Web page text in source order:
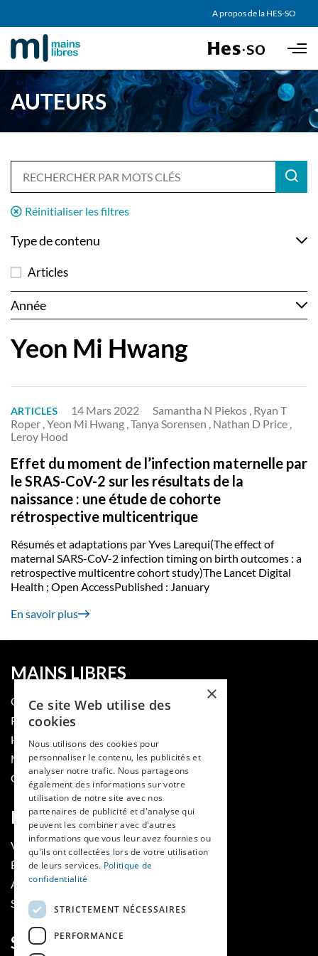
Skip to main content
A propos de la HES-SO
PARTENAIRES
AUTEURS
Réinitialiser les filtres
Type de contenu
Articles
Année
Yeon Mi Hwang
ARTICLES 14 Mars 2022
Samantha N Piekos , Ryan T
Roper , Yeon Mi Hwang , Tanya Sorensen , Nathan D Price ,
Leroy Hood
Effet du moment de l’infection maternelle par
le SRAS-CoV-2 sur les résultats de la
naissance : une étude de cohorte
rétrospective multicentrique
Résumés et adaptations par Yves Larequi(The effect of
maternal SARS-CoV-2 infection timing on birth outcomes : a
retrospective multicentre cohort study)The Lancet Digital
Health ; Open AccessPublished : January
En savoir plus
MAINS LIBRES
QUI SOMMES-NOUS
PUBLIER DANS LA REVUE
HES-SO
MÉDECINE ET HYGIÈNE
CONTACT
RUBRIQUES
VOIR LES NUMÉROS
ÉVÈNEMENTS MAINS LIBRES
AGENDA
SOUTIENS
SUIVEZ-NOUS
×
Ce site Web utilise des
cookies
Nous utilisons des cookies pour
personnaliser le contenu, les publicités et
analyser notre trafic. Nous partageons
également des informations sur votre
utilisation de notre site avec nos
partenaires de publicité et d'analyse qui
peuvent les combiner avec d'autres
informations que vous leur avez fournies ou
qu'ils ont collectées lors de votre utilisation
de leurs services. Politique de
confidentialité
STRICTEMENT NÉCESSAIRES
PERFORMANCE